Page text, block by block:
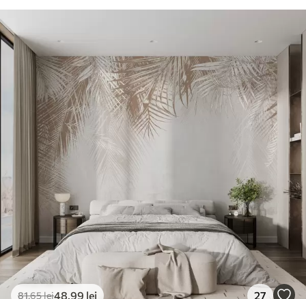
81.65lei48.99 lei 27